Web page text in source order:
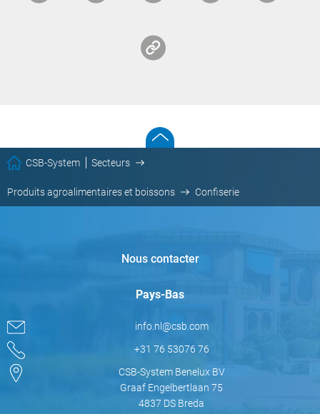
CSB-System Secteurs
Produits agroalimentaires et boissons Confiserie
Nous contacter
Pays-Bas
info.nl@csb.com
+31 76 53076 76
CSB-System Benelux BV
Graaf Engelbertlaan 75
4837 DS Breda